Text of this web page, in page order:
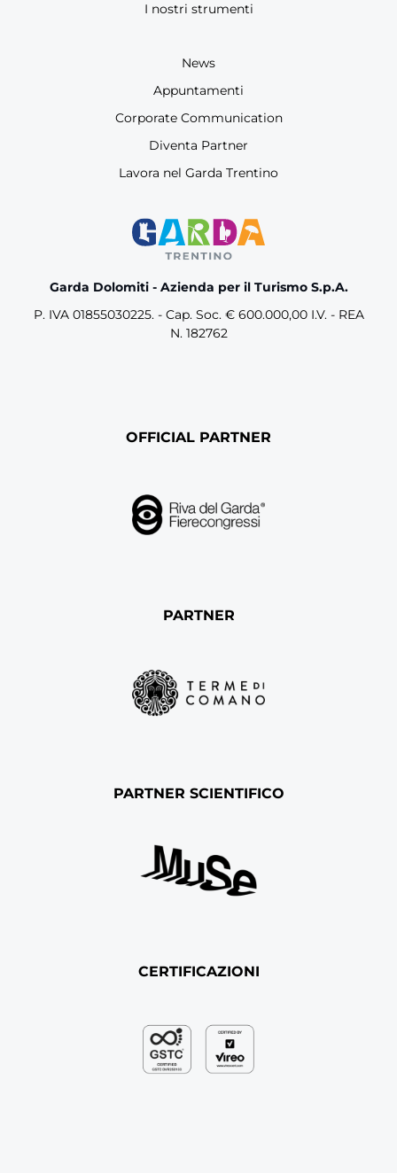
Garda Dolomiti - Azienda per il Turismo S.p.A.
P. IVA 01855030225. - Cap. Soc. € 600.000,00 I.V. - REA
N. 182762
I nostri strumenti
News
Appuntamenti
Corporate Communication
Diventa Partner
Lavora nel Garda Trentino
OFFICIAL PARTNER
PARTNER
PARTNER SCIENTIFICO
CERTIFICAZIONI